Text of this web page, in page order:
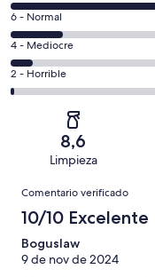
un
total
de
174
con
puntuación
comentarios
de
un
total
de
puntuación
25
comentarios
de
un
total
puntuación
Normal
6 - Normal
11
comentarios
de
una
puntuación
4 - Mediocre
1
comentarios
174
una
puntuación
de
2 - Horrible
8,6
Limpieza
Comentarios
Comentario verificado
10/10 Excelente
Boguslaw
9 de nov de 2024